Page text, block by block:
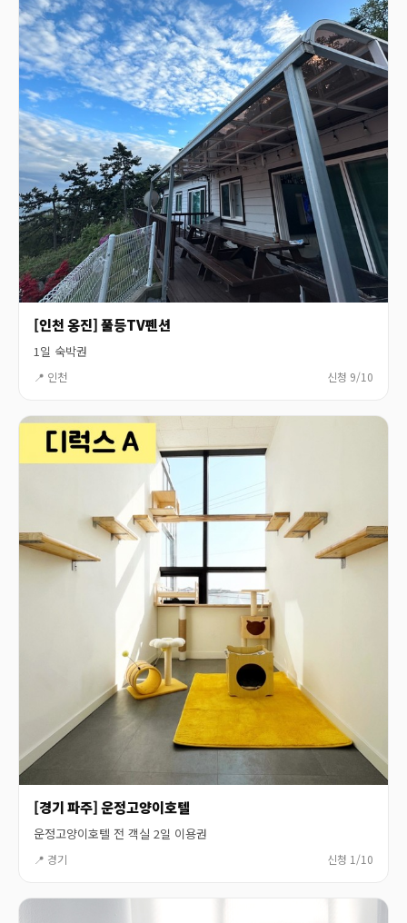
[인천 옹진] 풀등TV펜션
1일 숙박권
📍 인천 신청 9/10
[경기 파주] 운정고양이호텔
운정고양이호텔 전 객실 2일 이용권
📍 경기 신청 1/10